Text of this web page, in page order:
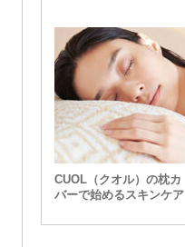
CUOL（クオル）の枕カ
バーで始めるスキンケア